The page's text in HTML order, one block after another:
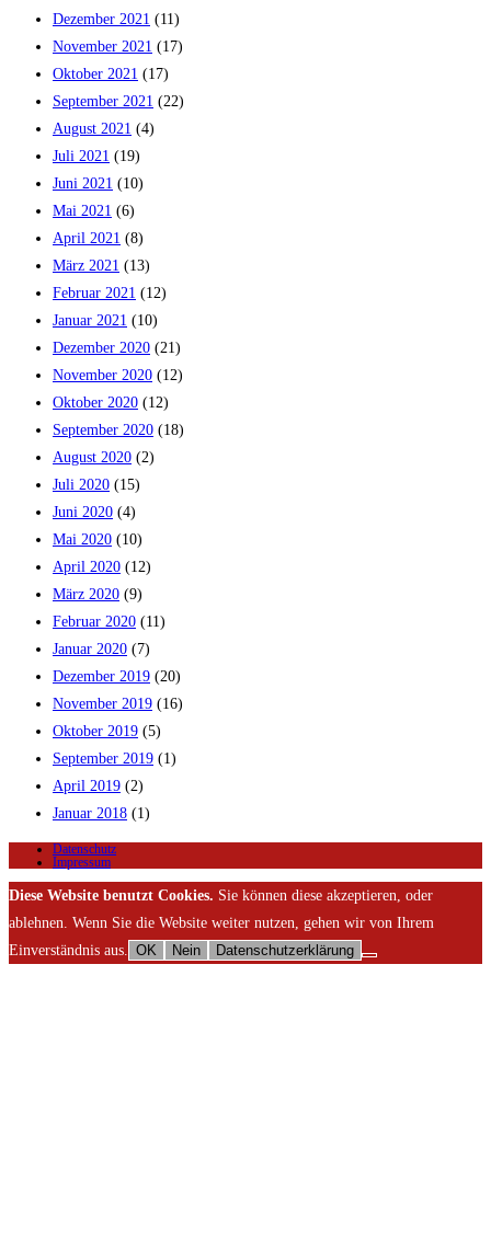
Dezember 2021 (11)
November 2021 (17)
Oktober 2021 (17)
September 2021 (22)
August 2021 (4)
Juli 2021 (19)
Juni 2021 (10)
Mai 2021 (6)
April 2021 (8)
März 2021 (13)
Februar 2021 (12)
Januar 2021 (10)
Dezember 2020 (21)
November 2020 (12)
Oktober 2020 (12)
September 2020 (18)
August 2020 (2)
Juli 2020 (15)
Juni 2020 (4)
Mai 2020 (10)
April 2020 (12)
März 2020 (9)
Februar 2020 (11)
Januar 2020 (7)
Dezember 2019 (20)
November 2019 (16)
Oktober 2019 (5)
September 2019 (1)
April 2019 (2)
Januar 2018 (1)
Datenschutz
Impressum
Diese Website benutzt Cookies. Sie können diese akzeptieren, oder
ablehnen. Wenn Sie die Website weiter nutzen, gehen wir von Ihrem
Einverständnis aus.
OK Nein Datenschutzerklärung